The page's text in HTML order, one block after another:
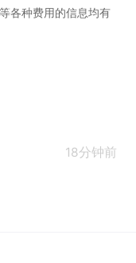
各种费用的信息均有
18分钟前